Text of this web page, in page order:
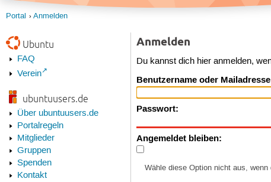
Portal Anmelden
Ubuntu
FAQ
Verein
ubuntuusers.de
Über ubuntuusers.de
Portalregeln
Mitglieder
Gruppen
Spenden
Kontakt
Anmelden
Du kannst dich hier anmelden,
Benutzername oder
Passwort:
Angemeldet bleiben:
Wähle diese Option nicht aus,